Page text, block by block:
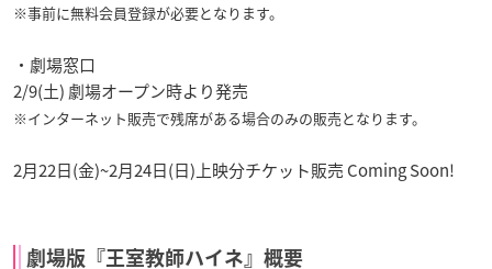
※事前に無料会員登録が必要となります。
・劇場窓口
2/9(土) 劇場オープン時より発売
※インターネット販売で残席がある場合のみの販売となります。
2月22日(金)~2月24日(日)上映分チケット販売 Coming Soon!
劇場版『王室教師ハイネ』概要